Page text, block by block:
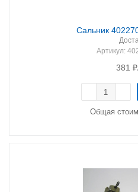
Сальник
Артикул:
381 ₽
Общая